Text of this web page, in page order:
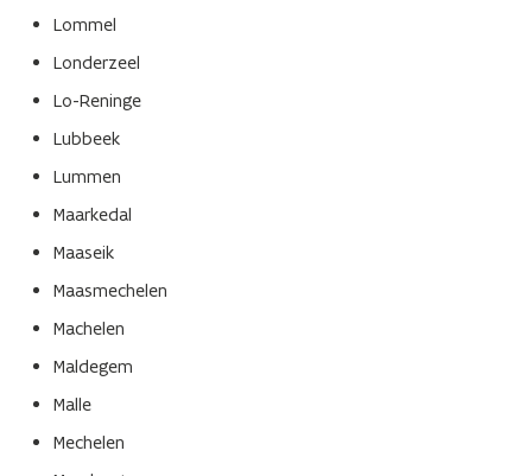
Lommel
Londerzeel
Lo-Reninge
Lubbeek
Lummen
Maarkedal
Maaseik
Maasmechelen
Machelen
Maldegem
Malle
Mechelen